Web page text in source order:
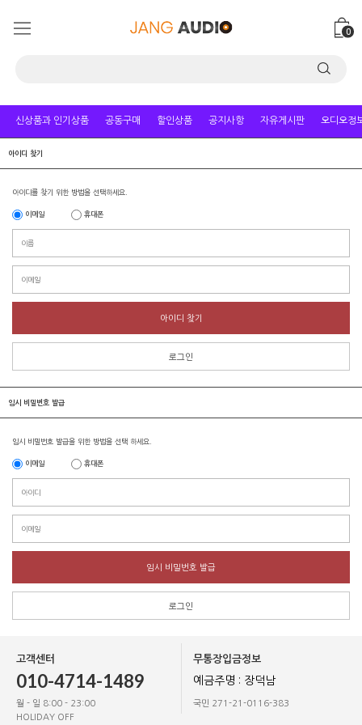
0
신상품과 인기상품 공동구매 할인상품 공지사항 자유게시판 오디오정
아이디 찾기
아이디를 찾기 위한 방법을 선택하세요.
이메일 휴대폰
아이디 찾기
로그인
임시 비밀번호 발급
임시 비밀번호 발급을 위한 방법을 선택 하세요.
이메일 휴대폰
임시 비밀번호 발급
로그인
고객센터
010-4714-1489
월 - 일 8:00 - 23:00
HOLIDAY OFF
무통장입금정보
예금주명 : 장덕남
국민 271-21-0116-383